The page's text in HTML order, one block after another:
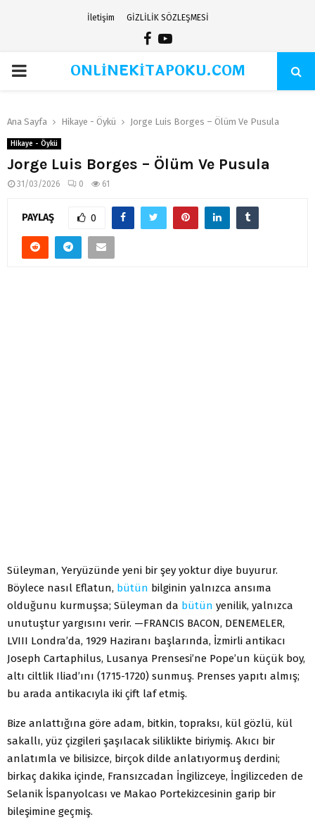
İletişim GİZLİLİK SÖZLEŞMESİ
Facebook
Youtube
PRIMARYONLİNEKİTAPOKU.COM
Ana Sayfa Hikaye - Öykü Jorge Luis Borges – Ölüm Ve Pusula
Hikaye - Öykü
Jorge Luis Borges – Ölüm Ve Pusula
31/03/2026 0 61
PAYLAŞ 0
Süleyman, Yeryüzünde yeni bir şey yoktur diye buyurur.
Böylece nasıl Eflatun, bütün bilginin yalnızca ansıma
olduğunu kurmuşsa; Süleyman da bütün yenilik, yalnızca
unutuştur yargısını verir. —FRANCIS BACON, DENEMELER,
LVIII Londra’da, 1929 Haziranı başlarında, İzmirli antikacı
Joseph Cartaphilus, Lusanya Prensesi’ne Pope’un küçük boy,
altı ciltlik Iliad’ını (1715-1720) sunmuş. Prenses yapıtı almış;
bu arada antikacıyla iki çift laf etmiş.
Bize anlattığına göre adam, bitkin, topraksı, kül gözlü, kül
sakallı, yüz çizgileri şaşılacak siliklikte biriymiş. Akıcı bir
anlatımla ve bilisizce, birçok dilde anlatıyormuş derdini;
birkaç dakika içinde, Fransızcadan İngilizceye, İngilizceden de
Selanik İspanyolcası ve Makao Portekizcesinin garip bir
bileşimine geçmiş.